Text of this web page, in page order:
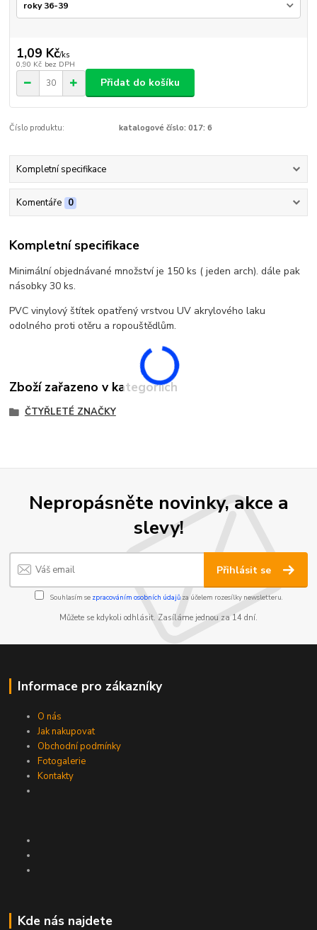
1,09 Kč/ks
0,90 Kč bez DPH
Přidat do košíku
Číslo produktu: katalogové číslo: 017: 6
Kompletní specifikace
Komentáře 0
Kompletní specifikace
Minimální objednávané množství je 150 ks ( jeden arch). dále pak
násobky 30 ks.
PVC vinylový štítek opatřený vrstvou UV akrylového laku
odolného proti otěru a ropouštědlům.
Zboží zařazeno v kategoriích
ČTYŘLETÉ ZNAČKY
Nepropásněte novinky, akce a
slevy!
Přihlásit se
Souhlasím se zpracováním osobních údajůza účelem rozesílky newsletteru.
Můžete se kdykoli odhlásit. Zasíláme jednou za 14 dní.
Informace pro zákazníky
O nás
Jak nakupovat
Obchodní podmínky
Fotogalerie
Kontakty
Kde nás najdete